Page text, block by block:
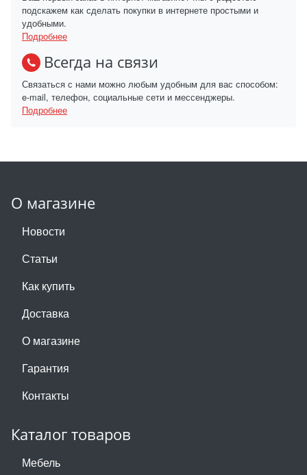
подскажем как сделать покупки в интернете простыми и
удобными.
Подробнее
Всегда на связи
Связаться с нами можно любым удобным для вас способом:
e-mail, телефон, социальные сети и мессенджеры.
Подробнее
О магазине
Новости
Статьи
Как купить
Доставка
О магазине
Гарантия
Контакты
Каталог товаров
Мебель